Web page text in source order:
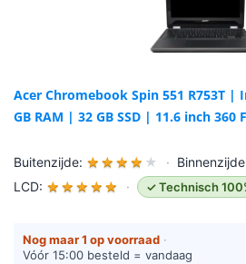
Acer Chromebook Spin 551 R753T |
GB RAM | 32 GB SSD | 11.6 inch 360
Buitenzijde: ★ ★ ★ ★ ★ ·
LCD: ★ ★ ★ ★ ★ · ✓ Technisch
Nog maar 1 op voorraad ·
Vóór 15:00 besteld = vandaag